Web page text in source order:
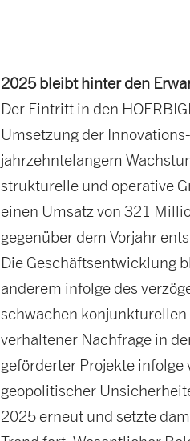
2025 bleibt hinter den
Der Eintritt in den
Umsetzung der
jahrzehntelangem
strukturelle und operative
einen Umsatz von 321
gegenüber dem Vorjahr
Die Geschäftsentwicklung
anderem infolge des
schwachen
verhaltener Nachfrage in
geförderter Projekte infolge
geopolitischer
2025 erneut und setzte